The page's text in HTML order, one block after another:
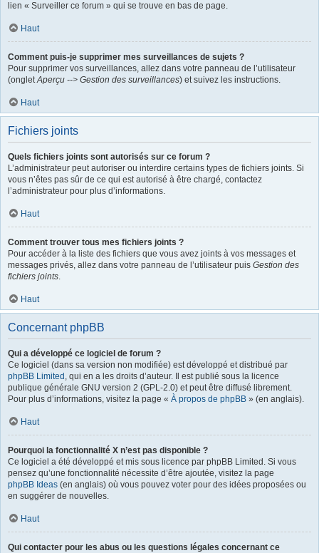
lien « Surveiller ce forum » qui se trouve en bas de page.
Haut
Comment puis-je supprimer mes surveillances de sujets ?
Pour supprimer vos surveillances, allez dans votre panneau de l’utilisateur
(ongletAperçu --> Gestion des surveillances) et suivez les instructions.
Haut
Fichiers joints
Quels fichiers joints sont autorisés sur ce forum ?
L’administrateur peut autoriser ou interdire certains types de fichiers joints. Si
vous n’êtes pas sûr de ce qui est autorisé à être chargé, contactez
l’administrateur pour plus d’informations.
Haut
Comment trouver tous mes fichiers joints ?
Pour accéder à la liste des fichiers que vous avez joints à vos messages et
messages privés, allez dans votre panneau de l’utilisateur puis Gestion des
fichiers joints.
Haut
Concernant phpBB
Qui a développé ce logiciel de forum ?
Ce logiciel (dans sa version non modifiée) est développé et distribué par
phpBB Limited , qui en a les droits d’auteur. Il est publié sous la licence
publique générale GNU version 2 (GPL-2.0) et peut être diffusé librement.
Pour plus d’informations, visitez la page « À propos de phpBB » (en anglais).
Haut
Pourquoi la fonctionnalité X n’est pas disponible ?
Ce logiciel a été développé et mis sous licence par phpBB Limited. Si vous
pensez qu’une fonctionnalité nécessite d’être ajoutée, visitez la page
phpBB Ideas (en anglais) où vous pouvez voter pour des idées proposées ou
en suggérer de nouvelles.
Haut
Qui contacter pour les abus ou les questions légales concernant ce